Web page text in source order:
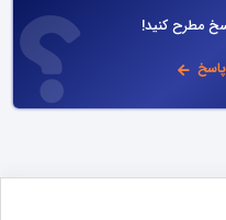
مطرح کنید!